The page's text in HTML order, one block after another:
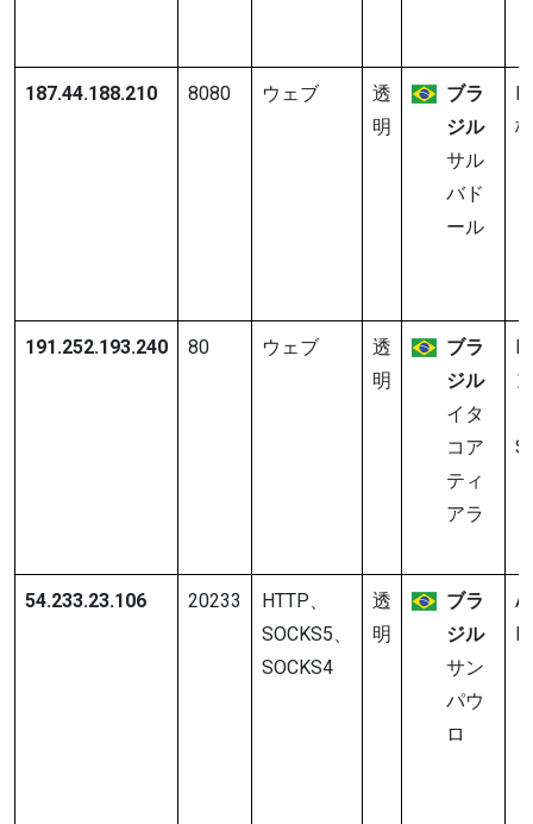
187.44.188.210 8080 ウェブ
透
明
ブラ
ジル
サル
バド
ール
191.252.193.240 80 ウェブ
透
明
ブラ
ジル
イタ
コア
ティ
アラ
54.233.23.106 20233
HTTP、
SOCKS5、
SOCKS4
透
明
ブラ
ジル
サン
パウ
ロ